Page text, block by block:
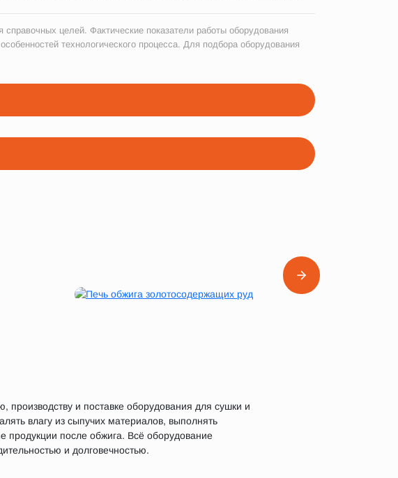
целей. Фактические показатели работы оборудования
технологического процесса. Для подбора оборудования
и поставке оборудования для сушки и
влагу из сыпучих материалов, выполнять
продукции после обжига. Всё оборудование
и долговечностью.